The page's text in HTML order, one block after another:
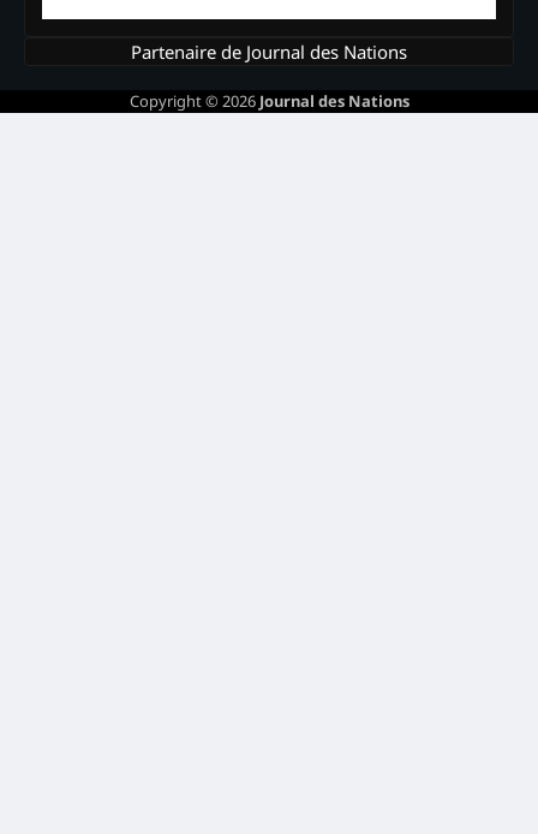
Partenaire de Journal des Nations
Copyright © 2026 Journal des Nations